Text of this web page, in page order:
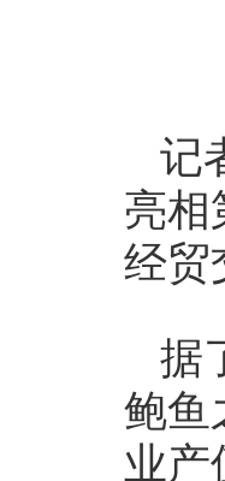
记
亮相
经贸
据
鲍鱼
业产